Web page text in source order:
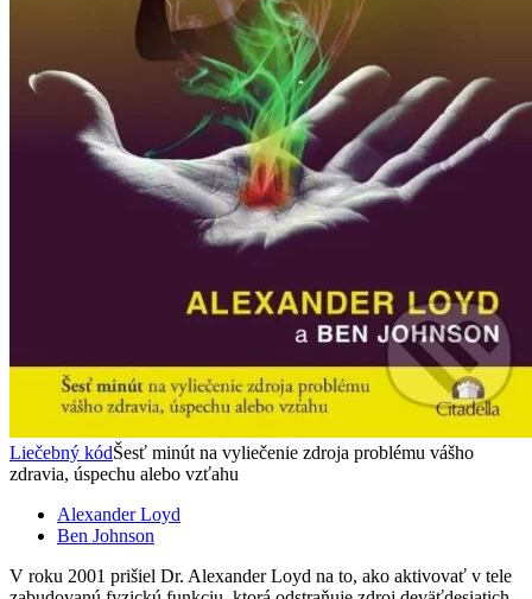
Liečebný kódŠesť minút na vyliečenie zdroja problému vášho
zdravia, úspechu alebo vzťahu
Alexander Loyd
Ben Johnson
V roku 2001 prišiel Dr. Alexander Loyd na to, ako aktivovať v tele